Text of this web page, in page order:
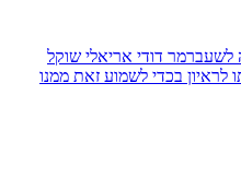
דודי אריאלי שוקל
בכדי לשמוע זאת ממנו